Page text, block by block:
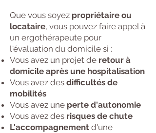
Que vous soyez propriétaire ou
locataire, vous pouvez faire appel à
un ergothérapeute pour
l'évaluation du domicile si :
Vous avez un projet de retour à
domicile après une hospitalisation
Vous avez des difficultés de
mobilités
Vous avez une perte d'autonomie
Vous avez des risques de chute
L'accompagnement d'une